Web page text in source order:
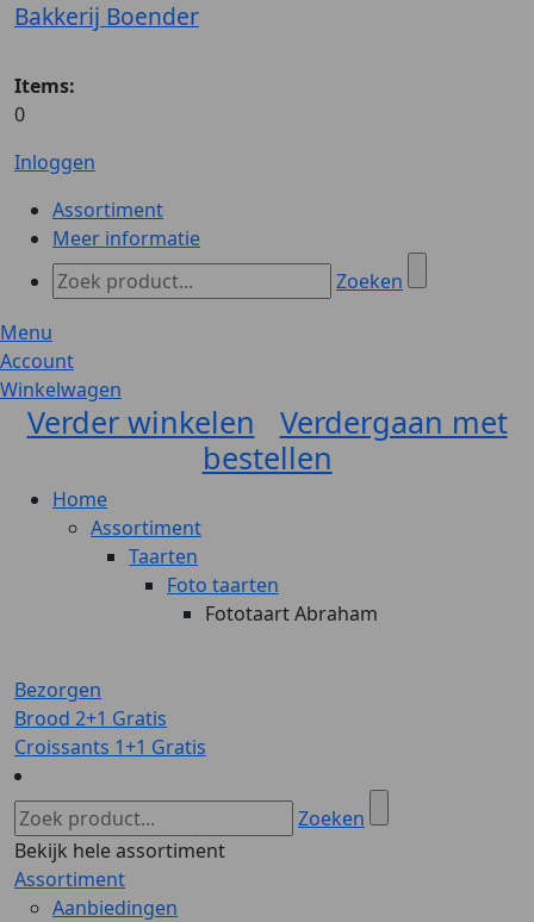
Bakkerij Boender
Items:
0
Inloggen
Assortiment
Meer informatie
Zoeken
Menu
Account
Winkelwagen
Verder winkelen
Verdergaan met
bestellen
Home
Assortiment
Taarten
Foto taarten
Fototaart Abraham
Bezorgen
Brood 2+1 Gratis
Croissants 1+1 Gratis
Zoeken
Bekijk hele assortiment
Assortiment
Aanbiedingen